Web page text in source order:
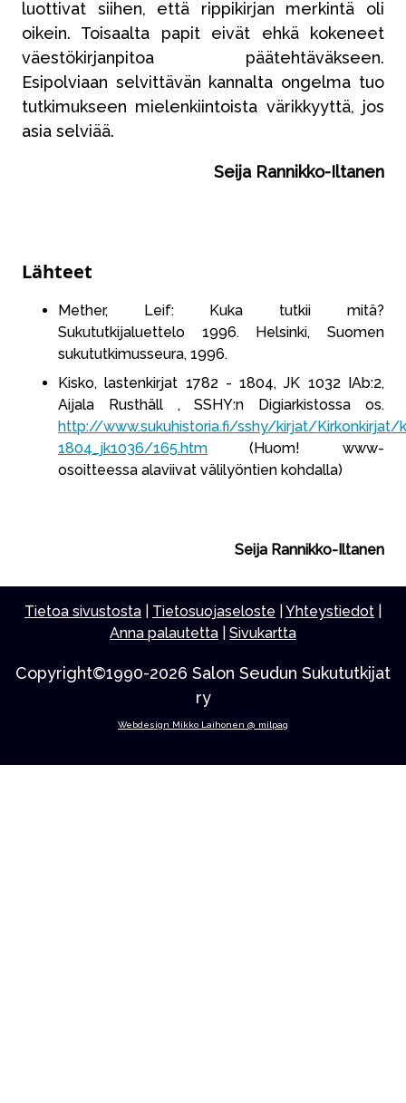
luottivat siihen, että rippikirjan merkintä oli
oikein. Toisaalta papit eivät ehkä kokeneet
väestökirjanpitoa päätehtäväkseen.
Esipolviaan selvittävän kannalta ongelma tuo
tutkimukseen mielenkiintoista värikkyyttä, jos
asia selviää.
Seija Rannikko-Iltanen
Lähteet
Mether, Leif: Kuka tutkii mitä?
Sukututkijaluettelo 1996. Helsinki, Suomen
sukututkimusseura, 1996.
Kisko, lastenkirjat 1782 - 1804, JK 1032 IAb:2,
Aijala Rusthäll , SSHY:n Digiarkistossa os.
http://www.sukuhistoria.fi/sshy/kirjat/Kirkonkirjat/
1804_jk1036/165.htm (Huom! www-
osoitteessa alaviivat välilyöntien kohdalla)
Seija Rannikko-Iltanen
Tietoa sivustosta Tietosuojaseloste Yhteystiedot
Anna palautetta
Sivukartta
Copyright©1990-2026 Salon Seudun Sukututkijat
ry
Webdesign Mikko Laihonen @ milpag